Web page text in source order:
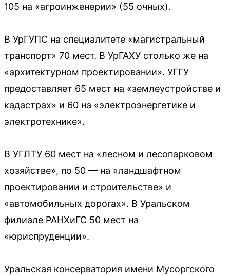
105 на «агроинженерии» (55 очных).
В УрГУПС на специалитете «магистральный
транспорт» 70 мест. В УрГАХУ столько же на
«архитектурном проектировании». УГГУ
предоставляет 65 мест на «землеустройстве и
кадастрах» и 60 на «электроэнергетике и
электротехнике».
В УГЛТУ 60 мест на «лесном и лесопарковом
хозяйстве», по 50 — на «ландшафтном
проектировании и строительстве» и
«автомобильных дорогах». В Уральском
филиале РАНХиГС 50 мест на
«юриспруденции».
Уральская консерватория имени Мусоргского